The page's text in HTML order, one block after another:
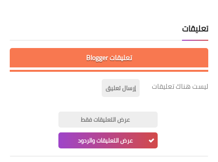
تعليقات
تعليقات Blogger
ليست هناك تعليقات إرسال تعليق
عرض التعليقات فقط
عرض التعليقات والردود